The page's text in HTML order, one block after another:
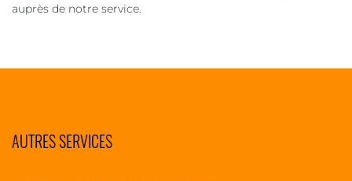
auprès de notre service.
AUTRES SERVICES